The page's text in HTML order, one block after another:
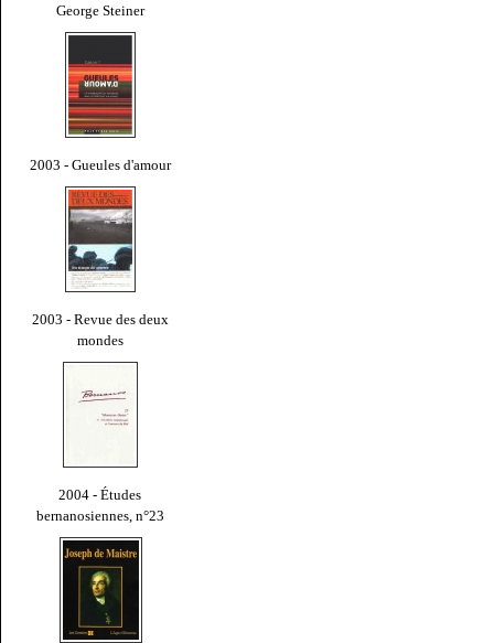
George Steiner
2003 - Gueules d'amour
2003 - Revue des deux
mondes
2004 - Études
bernanosiennes, n°23